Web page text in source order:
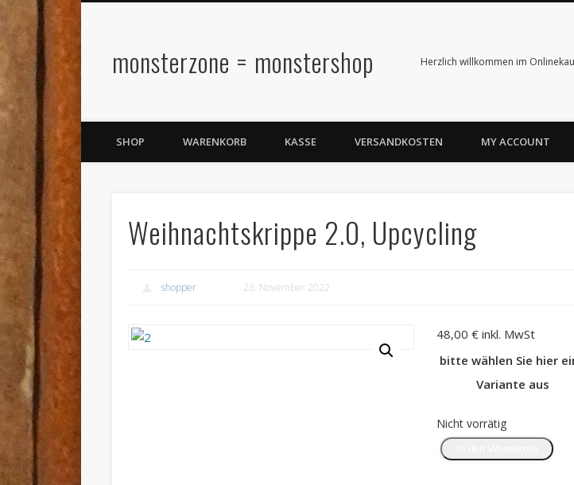
monsterzone = monstershop Herzlich willkommen im
SHOP WARENKORB KASSE VERSANDKOSTEN MY ACCOUNT
Weihnachtskrippe 2.0, Upcycling
shopper 26. November 2022
48,00 € inkl. MwSt
bitte wählen Sie hier
Variante aus
Nicht vorrätig
Weihnachtskrippe
2.0,